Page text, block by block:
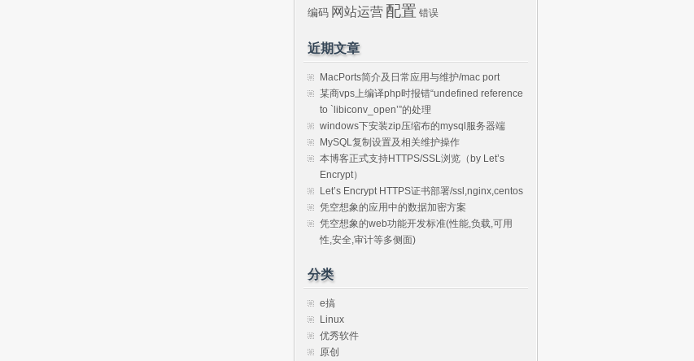
编码 网站运营 配置 错误
近期文章
MacPorts简介及日常应用与维护/mac port
某商vps上编译php时报错“undefined reference
to `libiconv_open’”的处理
windows下安装zip压缩布的mysql服务器端
MySQL复制设置及相关维护操作
本博客正式支持HTTPS/SSL浏览（by Let’s
Encrypt）
Let’s Encrypt HTTPS证书部署/ssl,nginx,centos
凭空想象的应用中的数据加密方案
凭空想象的web功能开发标准(性能,负载,可用
性,安全,审计等多侧面)
分类
e搞
Linux
优秀软件
原创